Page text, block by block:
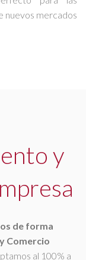
nuevos mercados
y
de forma
Comercio
al 100% a